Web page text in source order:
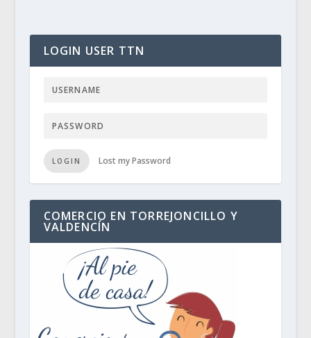
LOGIN USER TTN
LOGIN Lost my Password
COMERCIO EN TORREJONCILLO Y
VALDENCÍN